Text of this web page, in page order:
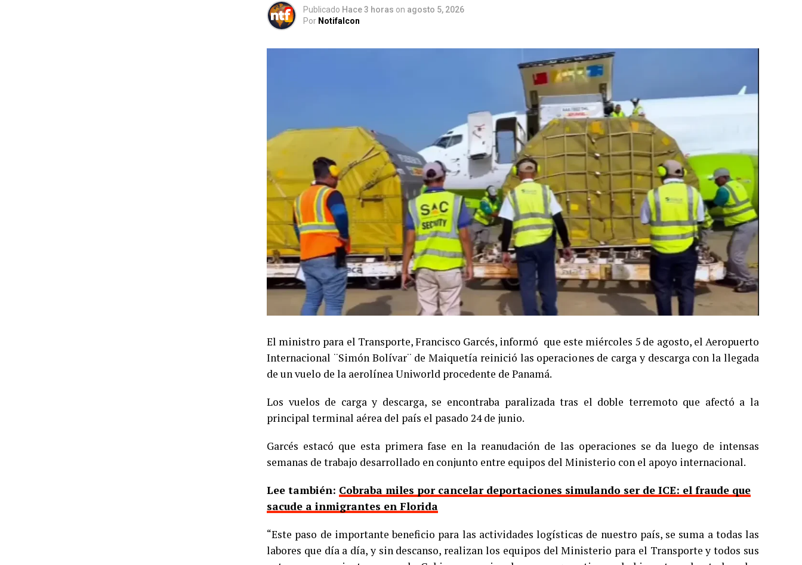
Publicado Hace 3 horas on agosto 5, 2026
Por Notifalcon
El ministro para el Transporte, Francisco Garcés, informó que este miércoles 5 de agosto, el Aeropuerto
Internacional ¨Simón Bolívar¨ de Maiquetía reinició las operaciones de carga y descarga con la llegada
de un vuelo de la aerolínea Uniworld procedente de Panamá.
Los vuelos de carga y descarga, se encontraba paralizada tras el doble terremoto que afectó a la
principal terminal aérea del país el pasado 24 de junio.
Garcés estacó que esta primera fase en la reanudación de las operaciones se da luego de intensas
semanas de trabajo desarrollado en conjunto entre equipos del Ministerio con el apoyo internacional.
Lee también: Cobraba miles por cancelar deportaciones simulando ser de ICE: el fraude que
sacude a inmigrantes en Florida
“Este paso de importante beneficio para las actividades logísticas de nuestro país, se suma a todas las
labores que día a día, y sin descanso, realizan los equipos del Ministerio para el Transporte y todos sus